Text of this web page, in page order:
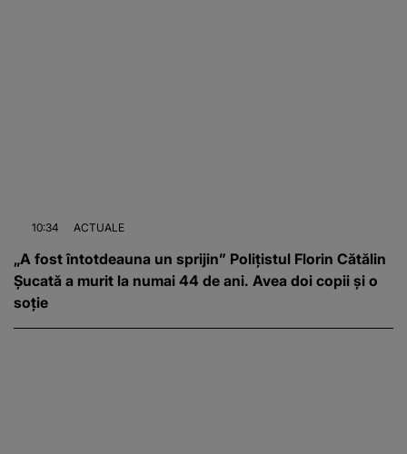
10:34 ACTUALE
„A fost întotdeauna un sprijin” Polițistul Florin Cătălin
Șucată a murit la numai 44 de ani. Avea doi copii și o
soție